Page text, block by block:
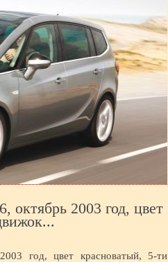
октябрь 2003 год, цвет
год, цвет красноватый, 5-ти